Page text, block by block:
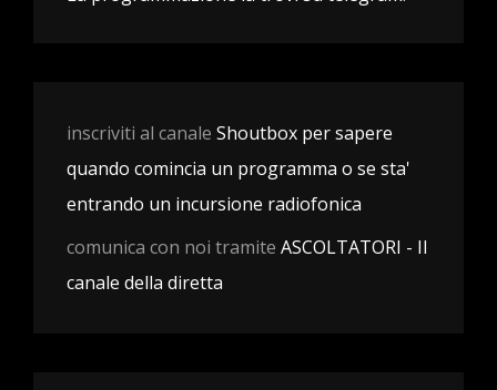
inscriviti al canale Shoutbox per sapere
quando comincia un programma o se sta'
entrando un incursione radiofonica
comunica con noi tramite ASCOLTATORI - Il
canale della diretta